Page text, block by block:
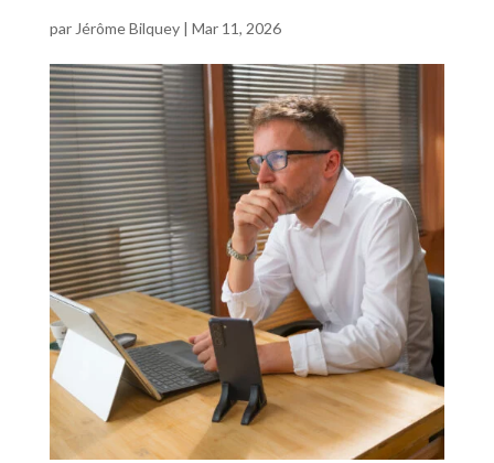
par Jérôme Bilquey| Mar 11, 2026